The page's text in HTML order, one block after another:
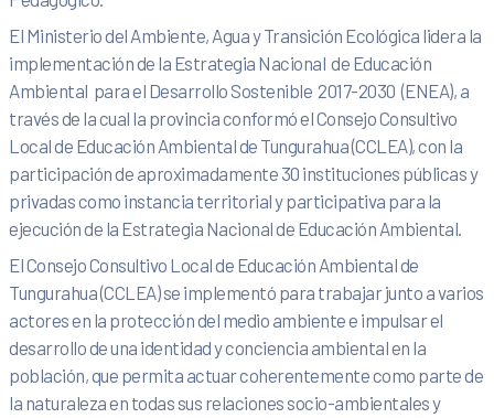
El Ministerio del Ambiente, Agua y Transición Ecológica lidera la
implementación de la Estrategia Nacional de Educación
Ambiental para el Desarrollo Sostenible 2017-2030 (ENEA), a
través de la cual la provincia conformó el Consejo Consultivo
Local de Educación Ambiental de Tungurahua (CCLEA), con la
participación de aproximadamente 30 instituciones públicas y
privadas como instancia territorial y participativa para la
ejecución de la Estrategia Nacional de Educación Ambiental.
El Consejo Consultivo Local de Educación Ambiental de
Tungurahua (CCLEA) se implementó para trabajar junto a varios
actores en la protección del medio ambiente e impulsar el
desarrollo de una identidad y conciencia ambiental en la
población, que permita actuar coherentemente como parte de
la naturaleza en todas sus relaciones socio-ambientales y